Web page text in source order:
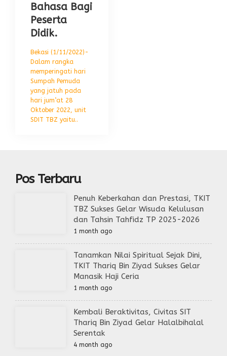
Bahasa Bagi
Peserta
Didik.
Bekasi (1/11/2022)-
Dalam rangka
memperingati hari
Sumpah Pemuda
yang jatuh pada
hari jum’at 28
Oktober 2022, unit
SDIT TBZ yaitu..
Pos Terbaru
Penuh Keberkahan dan Prestasi, TKIT
TBZ Sukses Gelar Wisuda Kelulusan
dan Tahsin Tahfidz TP 2025-2026
1 month ago
Tanamkan Nilai Spiritual Sejak Dini,
TKIT Thariq Bin Ziyad Sukses Gelar
Manasik Haji Ceria
1 month ago
Kembali Beraktivitas, Civitas SIT
Thariq Bin Ziyad Gelar Halalbihalal
Serentak
4 month ago